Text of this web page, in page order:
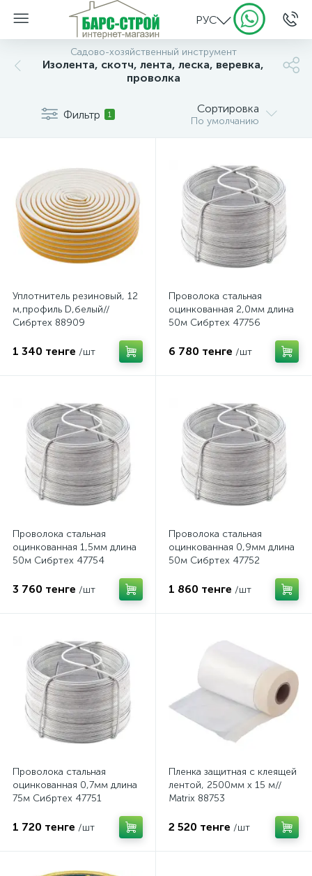
РУС
Садово-хозяйственный инструмент
Изолента, скотч, лента, леска, веревка,
проволка
Фильтр 1 Сортировка
По умолчанию
Уплотнитель резиновый, 12
м,профиль D,белый//
Сибртех 88909
1 340 тенге /шт
Проволока стальная
оцинкованная 2,0мм длина
50м Сибртех 47756
6 780 тенге /шт
Проволока стальная
оцинкованная 1,5мм длина
50м Сибртех 47754
3 760 тенге /шт
Проволока стальная
оцинкованная 0,9мм длина
50м Сибртех 47752
1 860 тенге /шт
Проволока стальная
оцинкованная 0,7мм длина
75м Сибртех 47751
1 720 тенге /шт
Пленка защитная с клеящей
лентой, 2500мм х 15 м//
Matrix 88753
2 520 тенге /шт